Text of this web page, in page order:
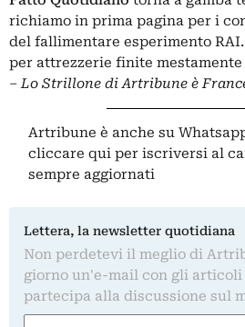
richiamo in prima pagina per i
del fallimentare esperimento
per attrezzerie finite mestamente
–Lo Strillone di Artribune è
Artribune è anche su
cliccare qui per iscriversi al
sempre aggiornati
Lettera, la newsletter quotidiana
Non perdetevi il meglio di
giorno un'e-mail con gli articoli
partecipa alla discussione sul